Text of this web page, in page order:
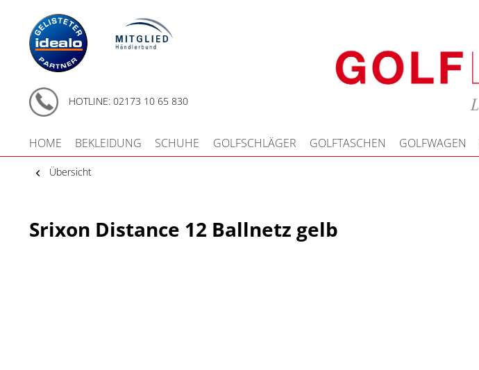
HOTLINE: 02173 10 65 830
HOME BEKLEIDUNG SCHUHE GOLFSCHLÄGER GOLFTASCHEN GOLFWAGEN
Übersicht
Srixon Distance 12 Ballnetz gelb